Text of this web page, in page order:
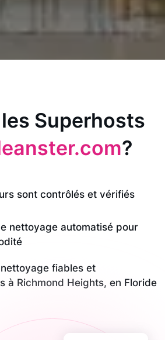
Superhosts
?
sont contrôlés et vérifiés
nettoyage automatisé pour
fiables et
à Richmond Heights, en Floride